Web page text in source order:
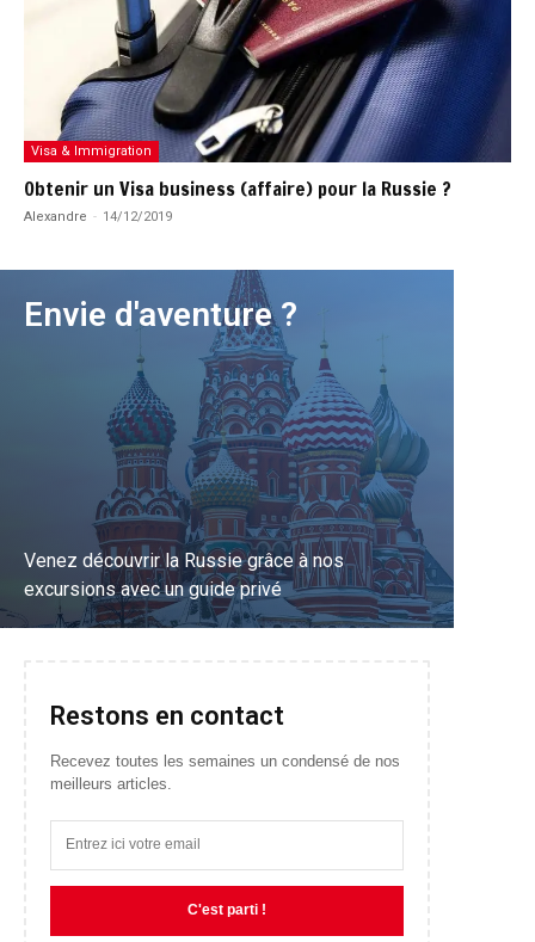
Visa & Immigration
Obtenir un Visa business (affaire) pour la Russie ?
Alexandre - 14/12/2019
Envie d'aventure ?
Venez découvrir la Russie grâce à nos
excursions avec un guide privé
Restons en contact
Recevez toutes les semaines un condensé de nos
meilleurs articles.
C'est parti !